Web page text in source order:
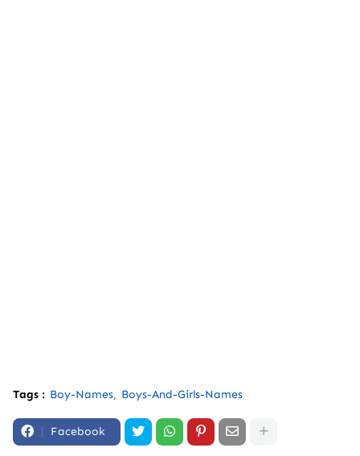
Tags : Boy-Names Boys-And-Girls-Names
Facebook